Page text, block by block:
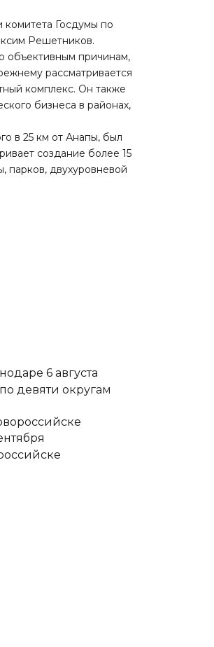
Госдумы по
Решетников.
объективным причинам,
рассматривается
комплекс. Он также
бизнеса в районах,
в 25 км от Анапы, был
создание более 15
парков, двухуровневой
6 августа
девяти округам